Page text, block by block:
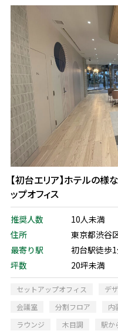
【初台エリア】ホテルの
ップオフィス
推奨人数
10人未満
住所
東京都渋谷
最寄り駅
初台駅徒歩
坪数
20坪未満
セットアップオフィス デ
会議室
分割フロア 内
ラウンジ
木目調 駅か